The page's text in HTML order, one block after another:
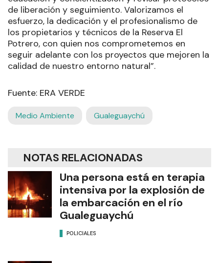
de liberación y seguimiento. Valorizamos el
esfuerzo, la dedicación y el profesionalismo de
los propietarios y técnicos de la Reserva El
Potrero, con quien nos comprometemos en
seguir adelante con los proyectos que mejoren la
calidad de nuestro entorno natural”.
Fuente: ERA VERDE
Medio Ambiente Gualeguaychú
NOTAS RELACIONADAS
Una persona está en terapia
intensiva por la explosión de
la embarcación en el río
Gualeguaychú
POLICIALES